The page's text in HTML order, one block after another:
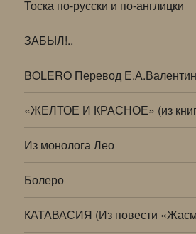
Тоска по-русски и по-англицки
ЗАБЫЛ!..
BOLERO Перевод
«ЖЕЛТОЕ И КРАСНОЕ» (из
Из монолога Лео
Болеро
КАТАВАСИЯ (Из повести